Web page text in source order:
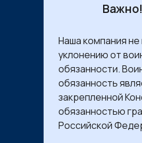
Важно!
Наша компания не
уклонению от
обязанности.
обязанность
закрепленной
обязанностью
Российской